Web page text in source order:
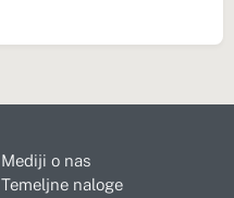
Mediji o nas
Temeljne naloge